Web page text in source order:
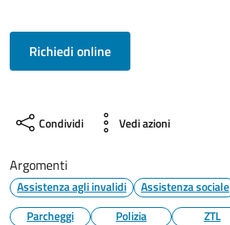
Richiedi online
Condividi Vedi azioni
Argomenti
Assistenza agli invalidi Assistenza sociale
Parcheggi
Polizia ZTL